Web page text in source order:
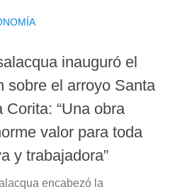
inauguró el
sobre el arroyo Santa
“Una obra
valor para toda
y trabajadora”
encabezó la